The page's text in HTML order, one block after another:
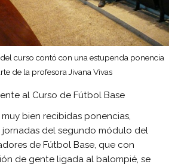
curso contó con una estupenda ponencia
de la profesora Jivana Vivas
al Curso de Fútbol Base
bien recibidas ponencias,
jornadas del segundo módulo del
de Fútbol Base, que con
de gente ligada al balompié, se